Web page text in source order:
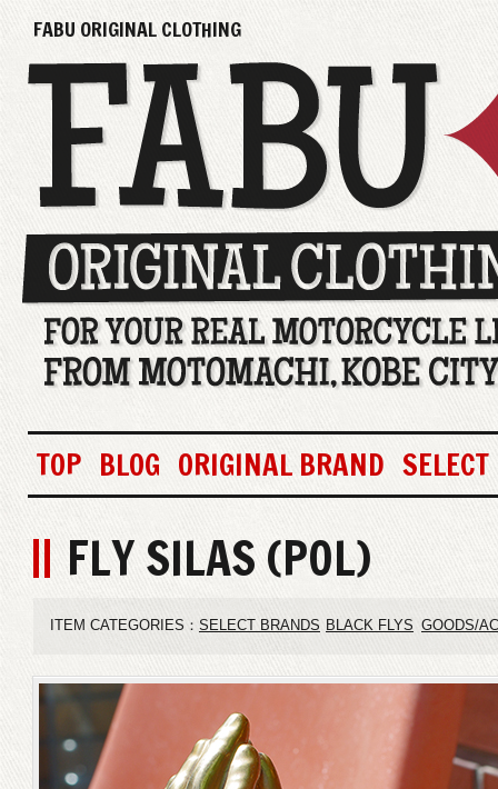
FABU ORIGINAL CLOTHING
TOP BLOG ORIGINAL BRAND SELECT
FLY SILAS (POL)
ITEM CATEGORIES： SELECT BRANDS BLACK FLYS GOODS/